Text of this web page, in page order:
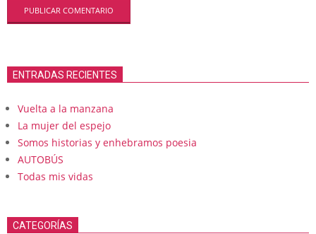
ENTRADAS RECIENTES
Vuelta a la manzana
La mujer del espejo
Somos historias y enhebramos poesia
AUTOBÚS
Todas mis vidas
CATEGORÍAS